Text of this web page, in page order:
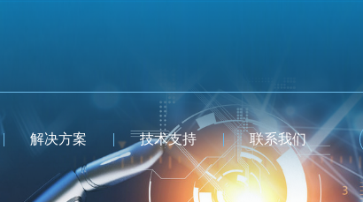
解决方案 技术支持 联系我们